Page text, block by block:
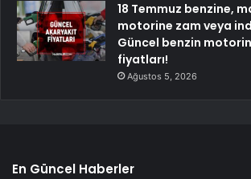
18 Temmuz benzine,
motorine zam veya
Güncel benzin
fiyatları!
Ağustos 5, 2026
En Güncel Haberler